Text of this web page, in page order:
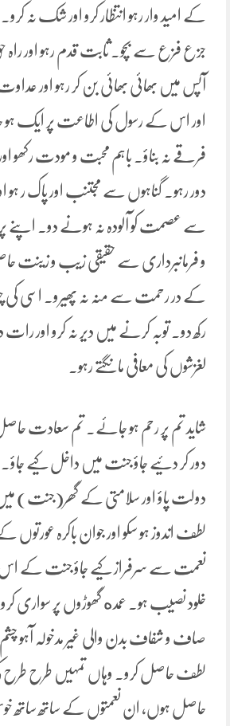
کے امید وار رہو انتظار کرو اور شک نہ
جزع فزع سے بچو۔ ثابت قدم رہو اور راہ
آپس میں بھائی بھائی بن کر رہو اور عداوت کا
اور اس کے رسول کی اطاعت پر ایک ہو
فرقے نہ بناؤ۔ باہم محبت و مودت رکھو
دور رہو۔ گناہوں سے مجتنب اور پاک ر ہو
سے عصمت کو آلودہ نہ ہونے دو۔ اپنے
و فرمانبرداری سے حقیقی زیب و زینت
کے در رحمت سے منہ نہ پھیرو۔ اسی کی
رکھ دو۔ توبہ کرنے میں دیر نہ کرو اور
لغزشوں کی معافی مانگتے رہو۔
شاید تم پر رحم ہو جائے۔ تم سعادت
دور کر دئیے جاؤ جنت میں داخل کیے
دولت پاؤ اور سلامتی کے گھر(جنت)
لطف اندوز ہو سکو اور جوان باکرہ عورتوں
نعمت سے سرفراز کیے جاؤ جنت کے اس
خلود نصیب ہو۔ عمده گھوڑوں پر سواری
صاف و شفاف بدن والی غیر مدخولہ آہو
لطف حاصل کرو۔ وہاں تمہیں طرح طرح
حاصل ہوں، ان نعمتوں کے ساتھ ساتھ